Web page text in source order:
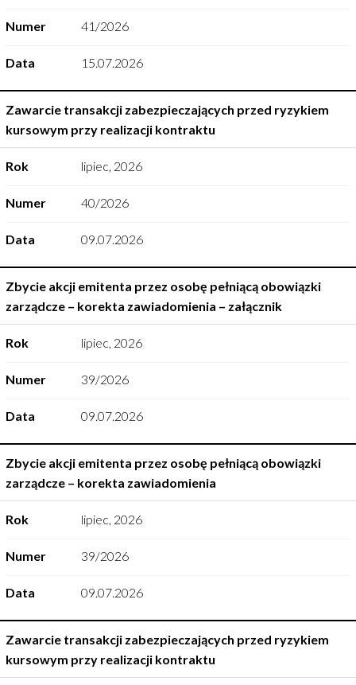
Numer 41/2026
Data 15.07.2026
Zawarcie transakcji zabezpieczających przed ryzykiem
kursowym przy realizacji kontraktu
Rok lipiec 2026
Numer 40/2026
Data 09.07.2026
Zbycie akcji emitenta przez osobę pełniącą obowiązki
zarządcze – korekta zawiadomienia – załącznik
Rok lipiec 2026
Numer 39/2026
Data 09.07.2026
Zbycie akcji emitenta przez osobę pełniącą obowiązki
zarządcze – korekta zawiadomienia
Rok lipiec 2026
Numer 39/2026
Data 09.07.2026
Zawarcie transakcji zabezpieczających przed ryzykiem
kursowym przy realizacji kontraktu